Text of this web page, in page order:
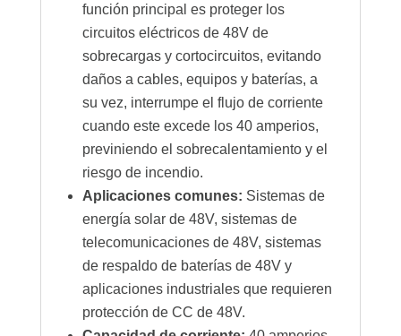
función principal es proteger los
circuitos eléctricos de 48V de
sobrecargas y cortocircuitos, evitando
daños a cables, equipos y baterías, a
su vez, interrumpe el flujo de corriente
cuando este excede los 40 amperios,
previniendo el sobrecalentamiento y el
riesgo de incendio.
Aplicaciones comunes: Sistemas de
energía solar de 48V, sistemas de
telecomunicaciones de 48V, sistemas
de respaldo de baterías de 48V y
aplicaciones industriales que requieren
protección de CC de 48V.